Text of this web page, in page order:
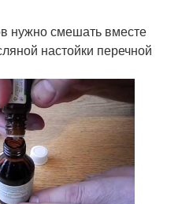
нужно смешать вместе
настойки перечной